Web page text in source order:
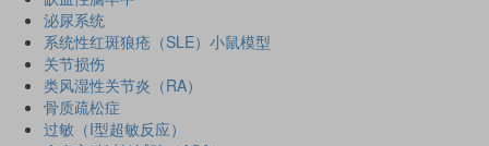
泌尿系统
系统性红斑狼疮（SLE）小鼠模型
关节损伤
类风湿性关节炎（RA）
骨质疏松症
过敏（I型超敏反应）